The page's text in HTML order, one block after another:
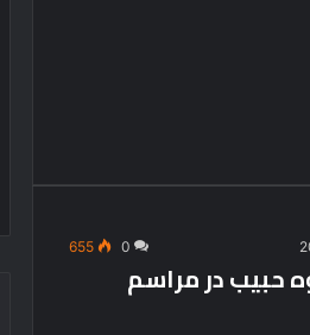
0
655
حبیب در مراسم